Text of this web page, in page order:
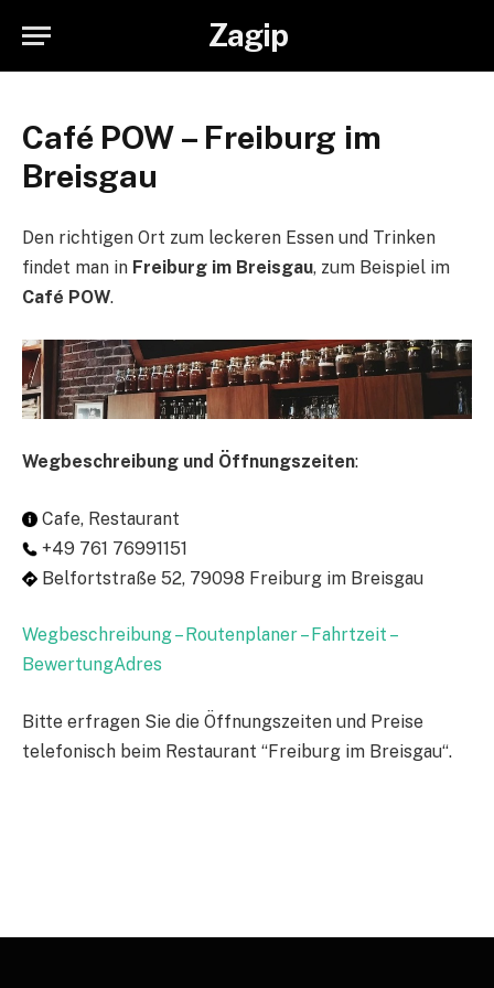
Zagip
Café POW – Freiburg im
Breisgau
Den richtigen Ort zum leckeren Essen und Trinken
findet man in Freiburg im Breisgau, zum Beispiel im
Café POW.
Wegbeschreibung und Öffnungszeiten:
Cafe, Restaurant
+49 761 76991151
Belfortstraße 52, 79098 Freiburg im Breisgau
Wegbeschreibung – Routenplaner – Fahrtzeit –
BewertungAdres
Bitte erfragen Sie die Öffnungszeiten und Preise
telefonisch beim Restaurant “Freiburg im Breisgau“.